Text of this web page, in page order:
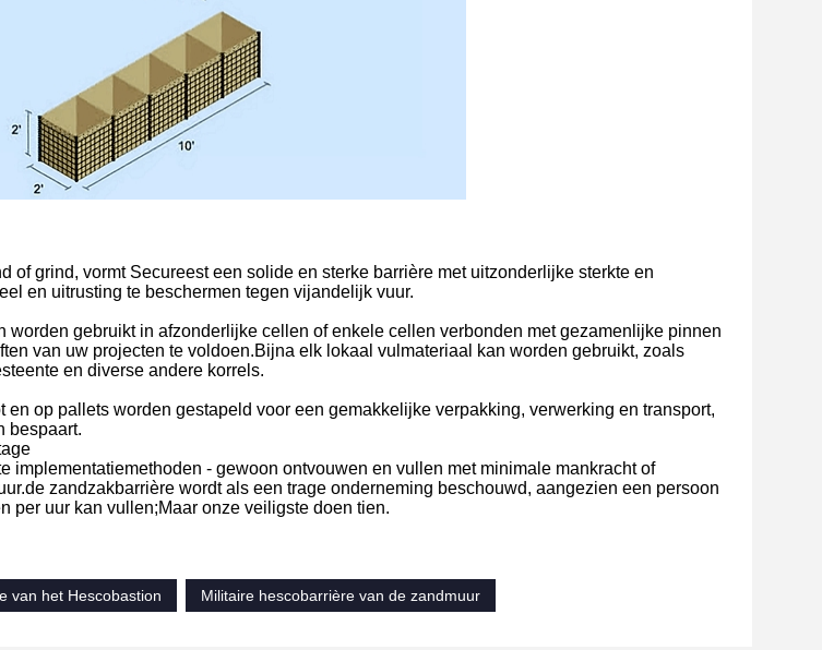
of grind, vormt Secureest een solide en sterke barrière met uitzonderlijke sterkte en
en uitrusting te beschermen tegen vijandelijk vuur.
worden gebruikt in afzonderlijke cellen of enkele cellen verbonden met gezamenlijke pinnen
van uw projecten te voldoen.Bijna elk lokaal vulmateriaal kan worden gebruikt, zoals
en diverse andere korrels.
en op pallets worden gestapeld voor een gemakkelijke verpakking, verwerking en transport,
bespaart.
implementatiemethoden - gewoon ontvouwen en vullen met minimale mankracht of
zandzakbarrière wordt als een trage onderneming beschouwd, aangezien een persoon
per uur kan vullen;Maar onze veiligste doen tien.
van het Hescobastion Militaire hescobarrière van de zandmuur